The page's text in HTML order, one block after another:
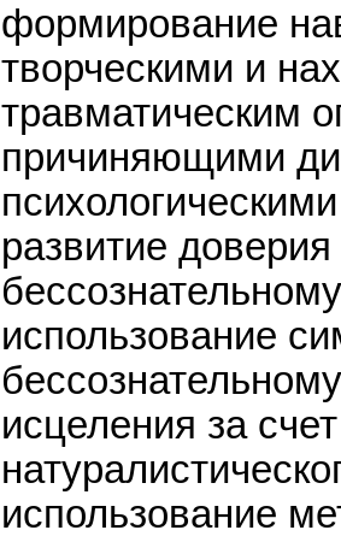
формирование
творческими и
травматическим
причиняющими
развитие
использование
исцеления за
использование